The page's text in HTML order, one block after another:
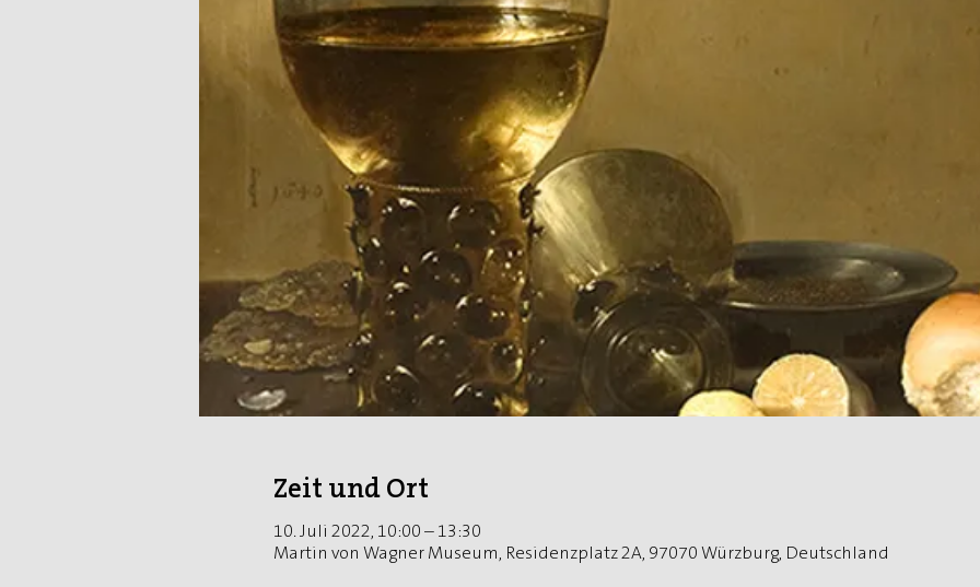
Zeit und Ort
10. Juli 2022, 10:00 – 13:30
Martin von Wagner Museum, Residenzplatz 2A, 97070 Würzburg, Deutschland